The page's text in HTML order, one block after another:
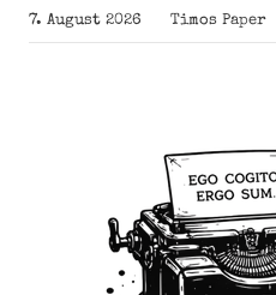
Zum
Inhalt
7. August 2026 Timos Paper